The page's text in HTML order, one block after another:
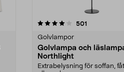
501
Golvlampor
Golvlampa och
Northlight
Extrabelysning för soffan,
4.0 av 5 stjärnor